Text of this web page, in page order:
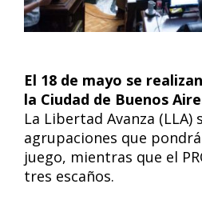
El 18 de mayo se
la Ciudad de Buenos
La Libertad Avanza (LLA)
agrupaciones que
juego, mientras que el
tres escaños.